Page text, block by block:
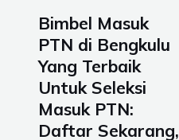
Bimbel Masuk
PTN di Bengkulu
Yang Terbaik
Untuk Seleksi
Masuk PTN:
Daftar Sekarang,